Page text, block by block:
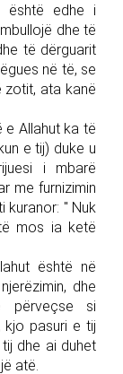
është edhe i
dhe të
të dërguarit
në të, se
zotit, ata kanë
e Allahut ka të
e tij) duke u
i mbarë
me furnizimin
kuranor: " Nuk
mos ia ketë
është në
dhe
përveçse si
kjo pasuri e tij
dhe ai duhet
atë.